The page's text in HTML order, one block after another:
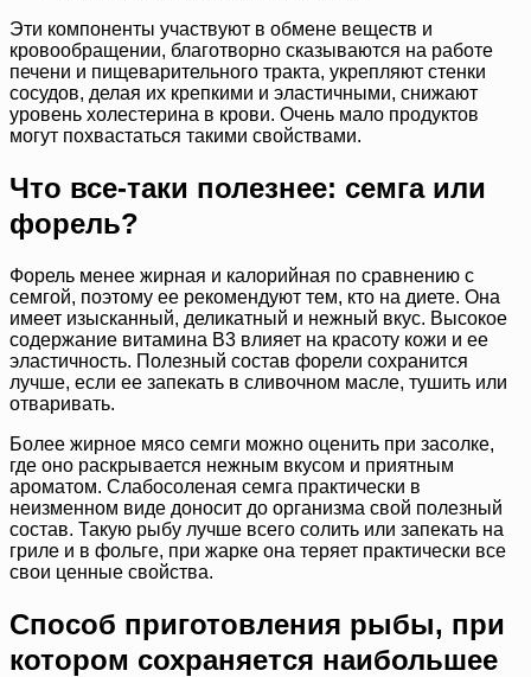
Эти компоненты участвуют в обмене веществ и
кровообращении, благотворно сказываются на работе
печени и пищеварительного тракта, укрепляют стенки
сосудов, делая их крепкими и эластичными, снижают
уровень холестерина в крови. Очень мало продуктов
могут похвастаться такими свойствами.
Что все-таки полезнее: семга или
форель?
Форель менее жирная и калорийная по сравнению с
семгой, поэтому ее рекомендуют тем, кто на диете. Она
имеет изысканный, деликатный и нежный вкус. Высокое
содержание витамина В3 влияет на красоту кожи и ее
эластичность. Полезный состав форели сохранится
лучше, если ее запекать в сливочном масле, тушить или
отваривать.
Более жирное мясо семги можно оценить при засолке,
где оно раскрывается нежным вкусом и приятным
ароматом. Слабосоленая семга практически в
неизменном виде доносит до организма свой полезный
состав. Такую рыбу лучше всего солить или запекать на
гриле и в фольге, при жарке она теряет практически все
свои ценные свойства.
Способ приготовления рыбы, при
котором сохраняется наибольшее